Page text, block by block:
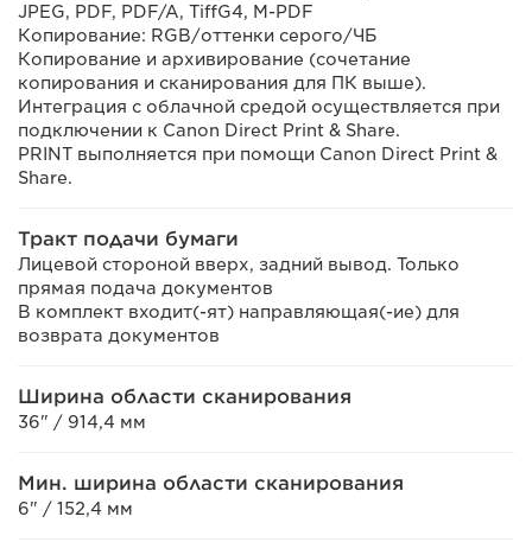
JPEG, PDF, PDF/A, TiffG4, M-PDF
Копирование: RGB/оттенки серого/ЧБ
Копирование и архивирование (сочетание
копирования и сканирования для ПК выше).
Интеграция с облачной средой осуществляется при
подключении к Canon Direct Print & Share.
PRINT выполняется при помощи Canon Direct Print &
Share.
Тракт подачи бумаги
Лицевой стороной вверх, задний вывод. Только
прямая подача документов
В комплект входит(-ят) направляющая(-ие) для
возврата документов
Ширина области сканирования
36" / 914,4 мм
Мин. ширина области сканирования
6" / 152,4 мм